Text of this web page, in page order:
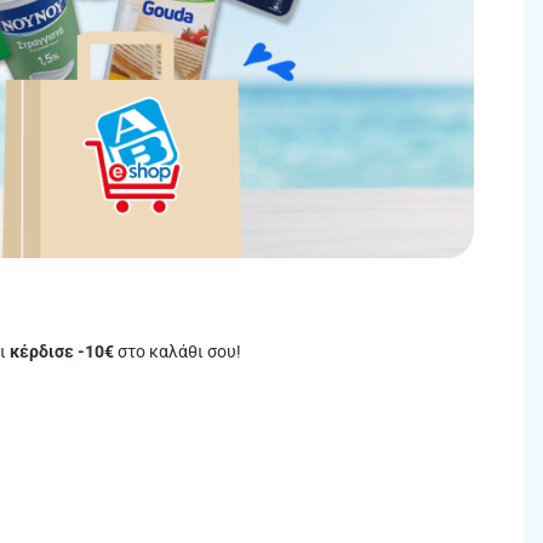
κέρδισε -10€στο καλάθι σου!